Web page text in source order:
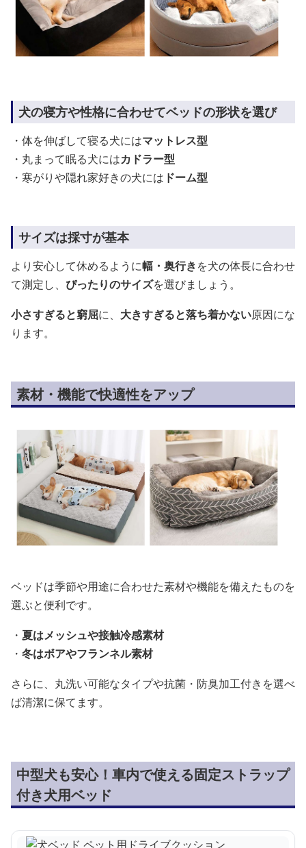
犬の寝方や性格に合わせてベッドの形状を選び
・体を伸ばして寝る犬にはマットレス型
・丸まって眠る犬にはカドラー型
・寒がりや隠れ家好きの犬には ドーム型
サイズは採寸が基本
より安心して休めるように幅・奥行きを犬の体長に合わせ
て測定し、 ぴったりのサイズを選びましょう。
小さすぎると窮屈に、 大きすぎると落ち着かない原因にな
ります。
素材・機能で快適性をアップ
ベッドは季節や用途に合わせた素材や機能を備えたものを
選ぶと便利です。
・ 夏はメッシュや接触冷感素材
・ 冬はボアやフランネル素材
さらに、丸洗い可能なタイプや抗菌・防臭加工付きを選べ
ば清潔に保てます。
中型犬も安心！車内で使える固定ストラップ
付き犬用ベッド